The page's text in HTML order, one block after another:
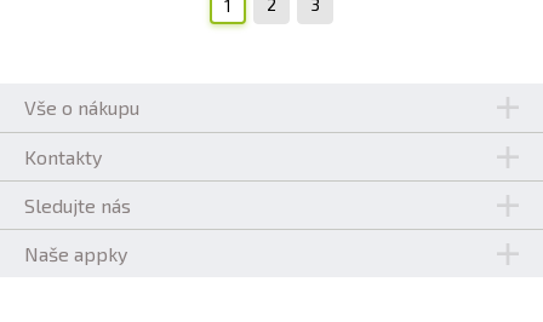
1 2 3
Vše o nákupu
Kontakty
Sledujte nás
Naše appky